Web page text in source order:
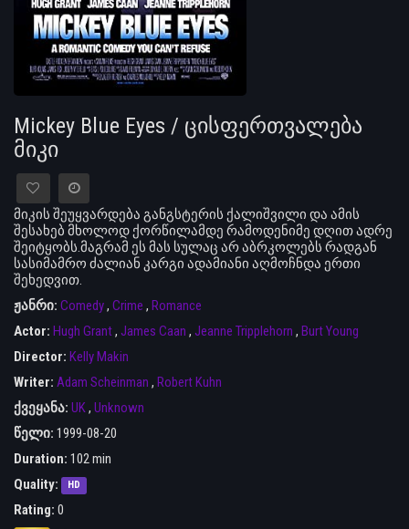
Mickey Blue Eyes / ცისფერთვალება
მიკი
მიკის შეუყვარდება განგსტერის ქალიშვილი და ამის
შესახებ მხოლოდ ქორწილამდე რამოდენიმე დღით ადრე
შეიტყობს.მაგრამ ეს მას სულაც არ აბრკოლებს რადგან
სასიმამრო ძალიან კარგი ადამიანი აღმოჩნდა ერთი
შეხედვით.
ჟანრი: Comedy, Crime , Romance
Actor: Hugh Grant, James Caan , Jeanne Tripplehorn , Burt Young
Director: Kelly Makin
Writer: Adam Scheinman , Robert Kuhn
ქვეყანა: UK, Unknown
წელი: 1999-08-20
Duration: 102 min
Quality:
HD
Rating: 0